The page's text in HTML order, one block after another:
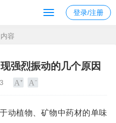
登录/注册
容
强烈振动的几个原因
植物、矿物中药材的单味